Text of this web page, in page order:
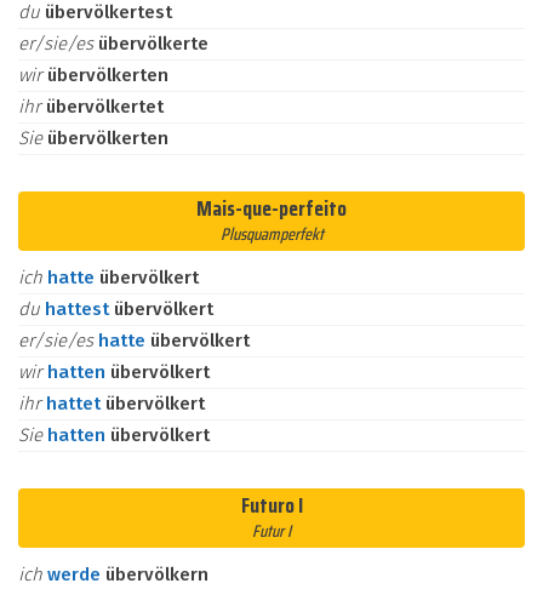
du übervölkertest
er/sie/es übervölkerte
wirübervölkerten
ihrübervölkertet
Sie übervölkerten
Mais-que-perfeito
Plusquamperfekt
ich hatte übervölkert
du hattest übervölkert
er/sie/es hatte übervölkert
wirhatten übervölkert
ihrhattet übervölkert
Sie hatten übervölkert
Futuro I
Futur I
ich werde übervölkern